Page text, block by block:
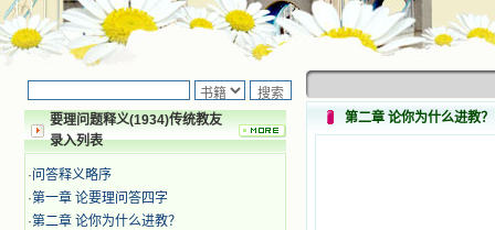
要理问题释义(1934)传统教友
录入列表
·问答释义略序
·第一章 论要理问答四字
·第二章 论你为什么进教？
第二章 论你为什么进教？